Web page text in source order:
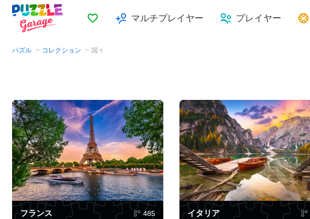
お気に入りマルチプレイヤー プレイヤー
パズル コレクション 国々
フランス 485 イタリア